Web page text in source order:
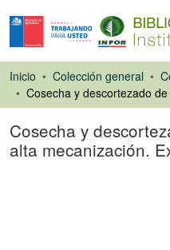
Inicio Colección general
Cosecha y
alta mecanización.